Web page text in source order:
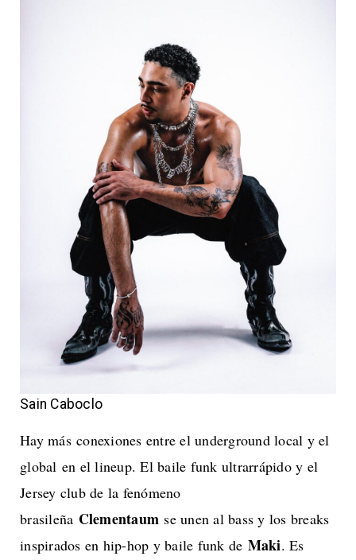
Sain Caboclo
Hay más conexiones entre el underground local y el
global en el lineup. El baile funk ultrarrápido y el
Jersey club de la fenómeno
brasileña Clementaum se unen al bass y los breaks
inspirados en hip-hop y baile funk de Maki. Es